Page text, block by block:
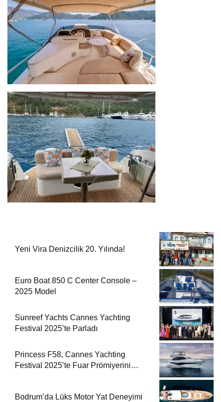
Yeni Vira Denizcilik 20. Yılında!
Euro Boat 850 C Center Console –
2025 Model
Sunreef Yachts Cannes Yachting
Festival 2025’te Parladı
Princess F58, Cannes Yachting
Festival 2025’te Fuar Prömiyerini
Bodrum’da Lüks Motor Yat Deneyimi